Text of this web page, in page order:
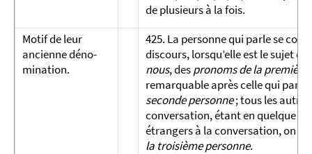
de plusieurs à la fois.
Motif de leur
ancienne dé­no­
mination.
425. La personne qui parle se
discours, lorsqu’elle est le sujet
nous, despronoms de la
remarquable après celle qui
seconde personne; tous les
conversation, étant en quelque
étrangers à la conversation, on a
la troisième personne.